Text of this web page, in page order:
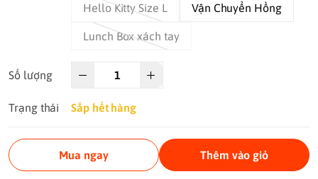
Hello Kitty Size L Vận Chuyển Hồng
Lunch Box xách tay
Số lượng
Trạng thái Sắp hết hàng
Mua ngay Thêm vào giỏ